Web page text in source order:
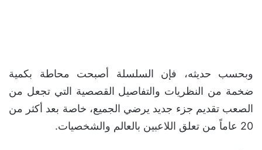
وبحسب حديثه، فإن السلسلة أصبحت محاطة بكمية
ضخمة من النظريات والتفاصيل القصصية التي تجعل من
الصعب تقديم جزء جديد يرضي الجميع، خاصة بعد أكثر من
20 عاماً من تعلق اللاعبين بالعالم والشخصيات.